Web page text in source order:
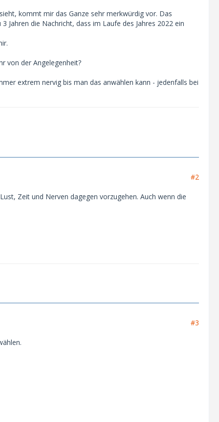
kommt mir das Ganze sehr merkwürdig vor. Das
die Nachricht, dass im Laufe des Jahres 2022 ein
von der Angelegenheit?
extrem nervig bis man das anwählen kann - jedenfalls bei
#2
Zeit und Nerven dagegen vorzugehen. Auch wenn die
#3